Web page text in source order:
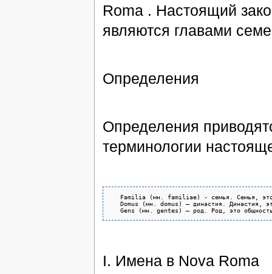
Roma . Настоящий
являются главами
Определения
Определения
терминологии
Familia (мн. familiae) - семья. Семья,
Domus (мн. domus) – династия. Династия,
I. Имена в Nova Roma